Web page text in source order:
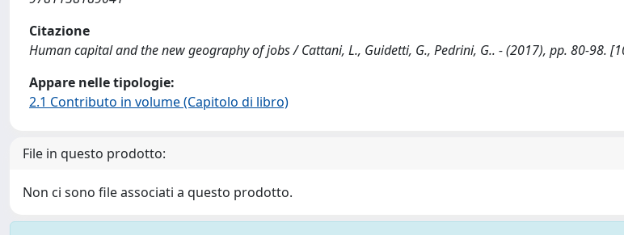
Citazione
Human capital and the new geography of jobs / Cattani, L., Guidetti, G., Pedrini, G.. - (2017), pp. 80-98.
Appare nelle tipologie:
2.1 Contributo in volume (Capitolo di libro)
File in questo prodotto:
Non ci sono file associati a questo prodotto.